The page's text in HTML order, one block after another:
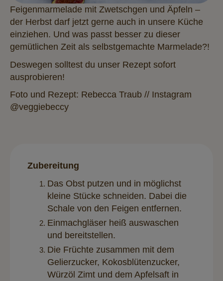
Feigenmarmelade mit Zwetschgen und Äpfeln –
der Herbst darf jetzt gerne auch in unsere Küche
einziehen. Und was passt besser zu dieser
gemütlichen Zeit als selbstgemachte Marmelade?!
Deswegen solltest du unser Rezept sofort
ausprobieren!
Foto und Rezept: Rebecca Traub // Instagram
@veggiebeccy
Zubereitung
Das Obst putzen und in möglichst
kleine Stücke schneiden. Dabei die
Schale von den Feigen entfernen.
Einmachgläser heiß auswaschen
und bereitstellen.
Die Früchte zusammen mit dem
Gelierzucker, Kokosblütenzucker,
Würzöl Zimt und dem Apfelsaft in